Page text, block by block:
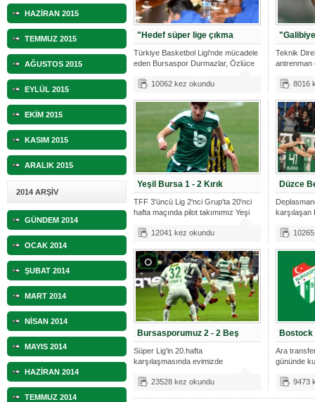
HAZİRAN 2015
TEMMUZ 2015
AĞUSTOS 2015
EYLÜL 2015
EKİM 2015
KASIM 2015
ARALIK 2015
2014 ARŞİV
GÜNDEM 2014
OCAK 2014
ŞUBAT 2014
MART 2014
NİSAN 2014
MAYIS 2014
HAZİRAN 2014
TEMMUZ 2014
"Hedef süper lige çıkma
Türkiye Basketbol Ligi'nde mücadele
eden Bursaspor Durmazlar, Özlüce
10062 kez okundu
Teknik
antrenman
8016
Yeşil Bursa 1 - 2 Kırık
TFF 3'üncü Lig 2'nci Grup'ta 20'nci
hafta maçında pilot takımımız Yeşi
12041 kez okundu
Düzce
karşılaşan
Bursasporumuz 2 - 2 Beş
Süper Lig’in 20.hafta
karşılaşmasında evimizde
23528 kez okundu
Ara
gününde
9473